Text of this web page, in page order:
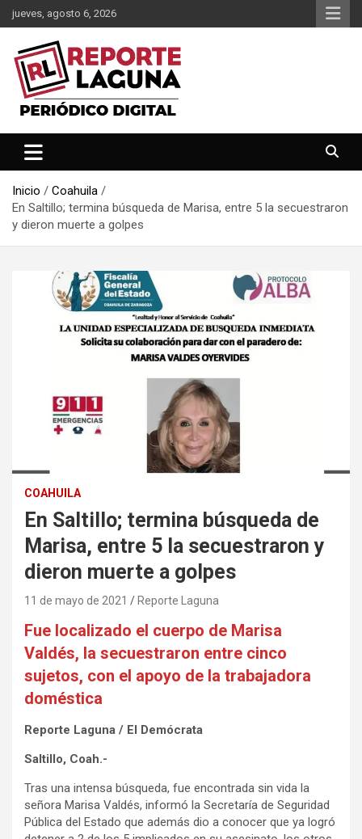
Saltar
al
contenido
jueves, agosto 6, 2026
Reporte Laguna
Inicio
Coahuila
En Saltillo; termina búsqueda de Marisa, entre 5 la secuestraron
y dieron muerte a golpes
COAHUILA
En Saltillo; termina búsqueda de
Marisa, entre 5 la secuestraron y
dieron muerte a golpes
11 de mayo de 2021 Reporte Laguna
Fue localizado el cuerpo de Marisa
Valdés, la secuestraron entre cinco
sujetos, con el apoyo de la trabajadora
doméstica
Reporte Laguna / El Demócrata
Saltillo, Coah.-
Tras una intensa búsqueda, fue encontrada sin vida la
señora Marisa Valdés, informó la Secretaría de Seguridad
Pública del Estado que además dio a conocer que ya logró